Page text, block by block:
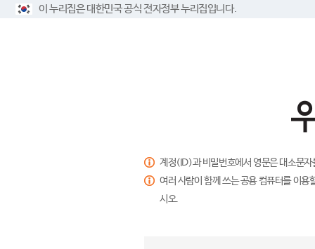
이 누리집은 대한민국 공식 전자정부 누리집입니다.
계정(ID)과 비밀번호에서 영문은 대소문
여러 사람이 함께 쓰는 공용 컴퓨터를 이
시오.